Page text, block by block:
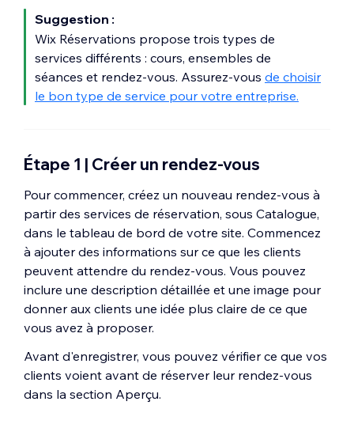
Suggestion :
Wix Réservations propose trois types de
services différents : cours, ensembles de
séances et rendez-vous. Assurez-vous de choisir
le bon type de service pour votre entreprise.
Étape 1 | Créer un rendez-vous
Pour commencer, créez un nouveau rendez-vous à
partir des services de réservation, sous Catalogue,
dans le tableau de bord de votre site. Commencez
à ajouter des informations sur ce que les clients
peuvent attendre du rendez-vous. Vous pouvez
inclure une description détaillée et une image pour
donner aux clients une idée plus claire de ce que
vous avez à proposer.
Avant d'enregistrer, vous pouvez vérifier ce que vos
clients voient avant de réserver leur rendez-vous
dans la section Aperçu.